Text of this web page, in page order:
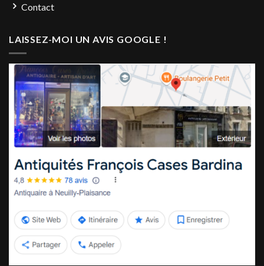
Contact
LAISSEZ-MOI UN AVIS GOOGLE !